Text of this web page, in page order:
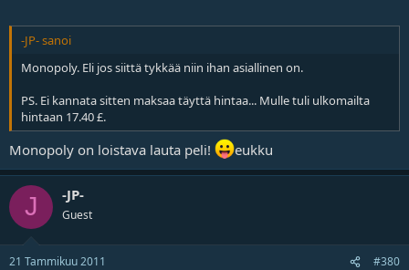
-JP- sanoi
Monopoly. Eli jos siittä tykkää niin ihan asiallinen on.
PS. Ei kannata sitten maksaa täyttä hintaa... Mulle tuli ulkomailta
hintaan 17.40 £.
Monopoly on loistava lauta peli! eukku
J -JP-
Guest
21 Tammikuu 2011 #380